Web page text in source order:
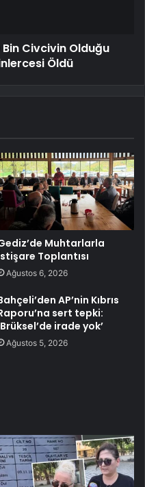
Civcivin Olduğu
Öldü
Muhtarlarla
Toplantısı
Ağustos 6, 2026
AP’nin Kıbrıs
sert tepki:
irade yok’
Ağustos 5, 2026